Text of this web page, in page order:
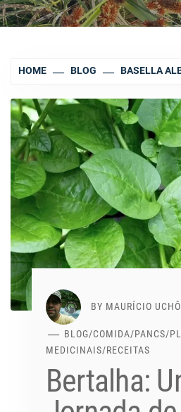
HOME BLOG BASELLA
BY MAURÍCIO
BLOG/COMIDA/PANCS/
MEDICINAIS/RECEITAS
Bertalha: